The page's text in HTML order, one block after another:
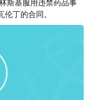
斯基服用违禁药品事
丁的合同。